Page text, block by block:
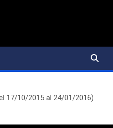
17/10/2015 al 24/01/2016)